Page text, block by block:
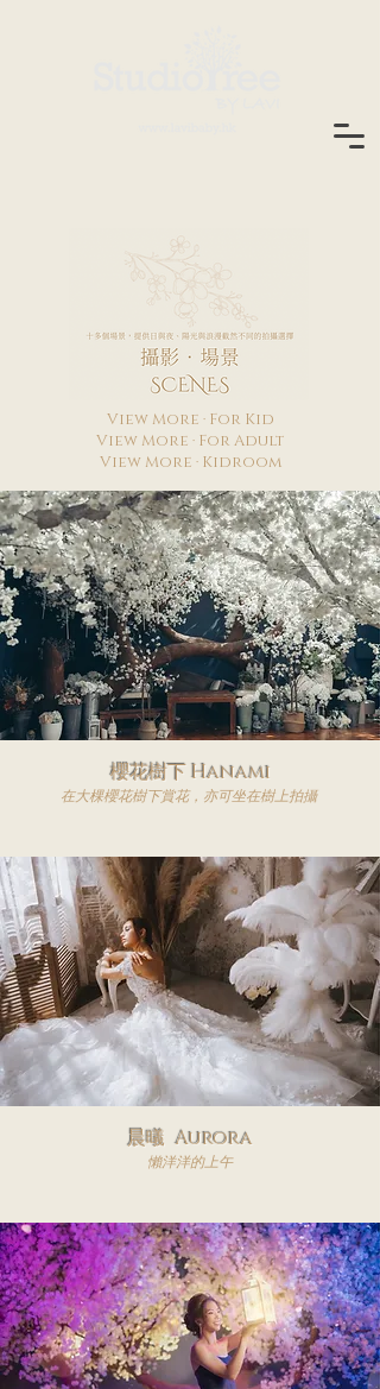
View More · For Kid
View More · For Adult
View More · Kidroom
櫻花樹下 Hanami
在大棵櫻花樹下賞花，亦可坐在樹上拍攝
​晨㬢 Aurora
​懶洋洋的上午